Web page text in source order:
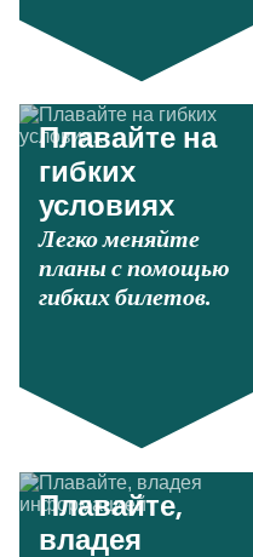
Плавайте на
гибких
условиях
Легко меняйте
планы с помощью
гибких билетов.
Плавайте,
владея